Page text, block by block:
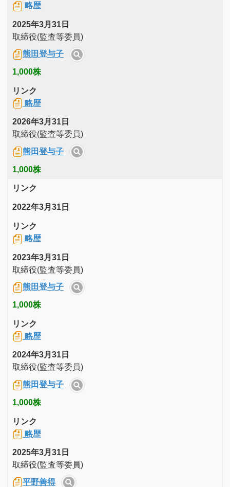
略歴
2025年3月31日
取締役(監査等委員)
熊田登与子
1,000株
リンク
略歴
2026年3月31日
取締役(監査等委員)
熊田登与子
1,000株
リンク
2022年3月31日
リンク
略歴
2023年3月31日
取締役(監査等委員)
熊田登与子
1,000株
リンク
略歴
2024年3月31日
取締役(監査等委員)
熊田登与子
1,000株
リンク
略歴
2025年3月31日
取締役(監査等委員)
平野善得